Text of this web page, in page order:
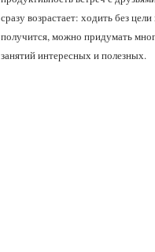
сразу возрастает: ходить без цели
получится, можно придумать
занятий интересных и полезных.